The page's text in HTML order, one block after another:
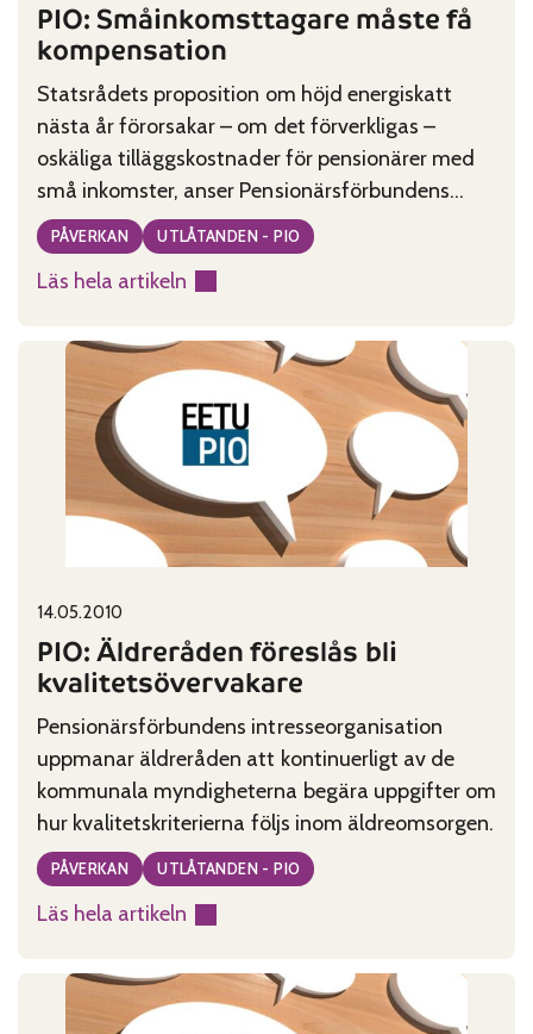
PIO: Småinkomsttagare måste få
kompensation
Statsrådets proposition om höjd energiskatt
nästa år förorsakar – om det förverkligas –
oskäliga tilläggskostnader för pensionärer med
små inkomster, anser Pensionärsförbundens
intresseorganisation PIO.
PÅVERKAN UTLÅTANDEN - PIO
Läs hela artikeln
:
Småinkomsttagare
kompensation
Published on:
14.05.2010
PIO: Äldreråden föreslås bli
kvalitetsövervakare
Pensionärsförbundens intresseorganisation
uppmanar äldreråden att kontinuerligt av de
kommunala myndigheterna begära uppgifter om
hur kvalitetskriterierna följs inom äldreomsorgen.
Categories:
PÅVERKAN UTLÅTANDEN - PIO
Läs hela artikeln
:
Äldreråden